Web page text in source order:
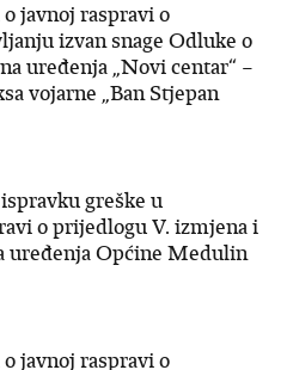
javnoj raspravi o
izvan snage Odluke o
uređenja „Novi centar“ –
vojarne „Ban Stjepan
greške u
o prijedlogu V. izmjena i
uređenja Općine Medulin
javnoj raspravi o